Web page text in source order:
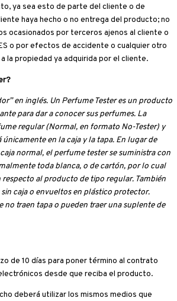
ya sea esto de parte del cliente o de
haya hecho o no entrega del producto; no
ocasionados por terceros ajenos al cliente o
o por efectos de accidente o cualquier otro
la propiedad ya adquirida por el cliente.
en inglés. Un Perfume Tester es un producto
para dar a conocer sus perfumes. La
regular (Normal, en formato No-Tester) y
en la caja y la tapa. En lugar de
normal, el perfume tester se suministra con
toda blanca, o de cartón, por lo cual
al producto de tipo regular. También
caja o envueltos en plástico protector.
no traen tapa o pueden traer una suplente de
de 10 días para poner término al contrato
desde que reciba el producto.
deberá utilizar los mismos medios que